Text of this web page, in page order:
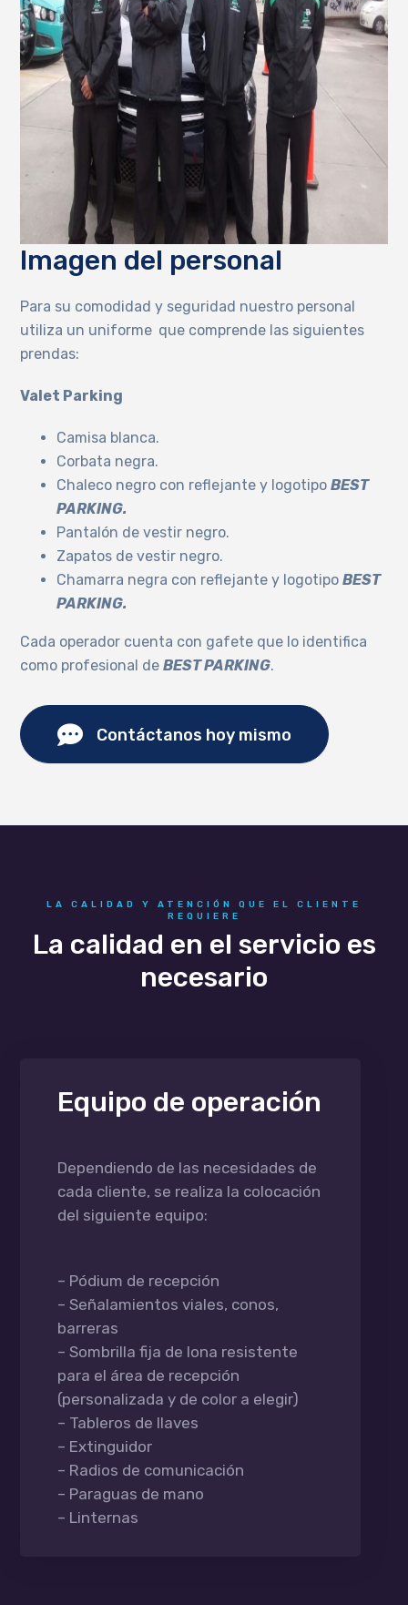
Imagen del personal
Para su comodidad y seguridad nuestro personal
utiliza un uniforme que comprende las siguientes
prendas:
Valet Parking
Camisa blanca.
Corbata negra.
Chaleco negro con reflejante y logotipoBEST
PARKING.
Pantalón de vestir negro.
Zapatos de vestir negro.
Chamarra negra con reflejante y logotipoBEST
PARKING.
Cada operador cuenta con gafete que lo identifica
como profesional deBEST PARKING.
Contáctanos hoy mismo
LA CALIDAD Y ATENCIÓN QUE EL CLIENTE
REQUIERE
La calidad en el servicio es
necesario
Equipo de operación
Dependiendo de las necesidades de
cada cliente, se realiza la colocación
del siguiente equipo:
– Pódium de recepción
– Señalamientos viales, conos,
barreras
– Sombrilla fija de lona resistente
para el área de recepción
(personalizada y de color a elegir)
– Tableros de llaves
– Extinguidor
– Radios de comunicación
– Paraguas de mano
– Linternas